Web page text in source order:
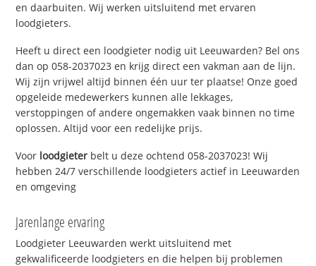
en daarbuiten. Wij werken uitsluitend met ervaren
loodgieters.
Heeft u direct een loodgieter nodig uit Leeuwarden? Bel ons
dan op 058-2037023 en krijg direct een vakman aan de lijn.
Wij zijn vrijwel altijd binnen één uur ter plaatse! Onze goed
opgeleide medewerkers kunnen alle lekkages,
verstoppingen of andere ongemakken vaak binnen no time
oplossen. Altijd voor een redelijke prijs.
Voor loodgieter belt u deze ochtend 058-2037023! Wij
hebben 24/7 verschillende loodgieters actief in Leeuwarden
en omgeving
Jarenlange ervaring
Loodgieter Leeuwarden werkt uitsluitend met
gekwalificeerde loodgieters en die helpen bij problemen